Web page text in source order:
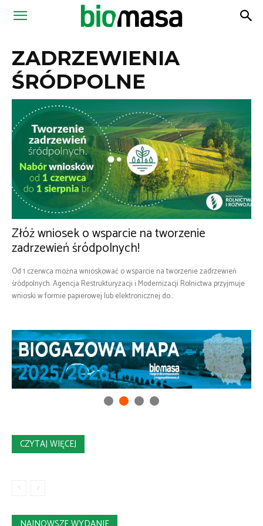
Magazyn
Biomasa
ZADRZEWIENIA
ŚRÓDPOLNE
Złóż wniosek o wsparcie na tworzenie
zadrzewień śródpolnych!
Od 1 czerwca można wnioskować o wsparcie na tworzenie zadrzewień
śródpolnych. Agencja Restrukturyzacji i Modernizacji Rolnictwa przyjmuje
wnioski w formie papierowej lub elektronicznej do...
CZYTAJ WIĘCEJ